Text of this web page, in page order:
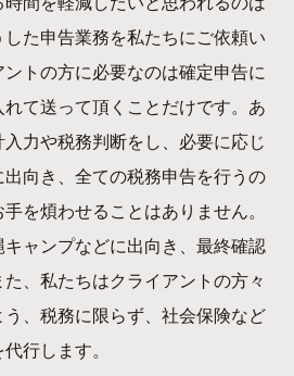
た申告業務を私たちにご依頼い
トの方に必要なのは確定申告に
て送って頂くことだけです。あ
力や税務判断をし、必要に応じ
向き、全ての税務申告を行うの
を煩わせることはありません。
ャンプなどに出向き、最終確認
、私たちはクライアントの方々
、税務に限らず、社会保険など
行します。